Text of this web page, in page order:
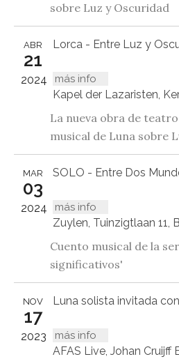
sobre Luz y Oscuridad
Lorca - Entre Luz y
más info
ABR
21
2024
La nueva obra de
musical de Luna sobre
SOLO - Entre Dos
más info
MAR
03
2024
Zuylen, Tuinzigtlaan 11,
Cuento musical de la
significativos'
Luna solista invitada
más info
NOV
17
2023